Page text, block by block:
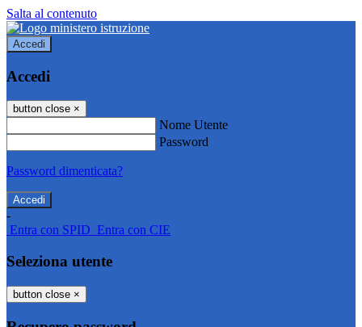
Salta al contenuto
Accedi
Accedi
button close ×
Nome Utente
Password
Password dimenticata?
-
Entra con SPID Entra con CIE
Seleziona utente
button close ×